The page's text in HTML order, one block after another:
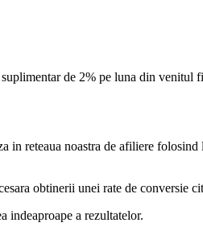
de 2% pe luna din venitul
in reteaua noastra de afiliere
obtinerii unei rate de conversie
indeaproape a rezultatelor.